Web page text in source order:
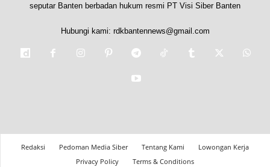
seputar Banten berbadan hukum resmi PT Visi Siber Banten
Hubungi kami: rdkbantennews@gmail.com
Redaksi Pedoman Media Siber Tentang Kami
Lowongan Kerja
Privacy Policy
Terms & Conditions